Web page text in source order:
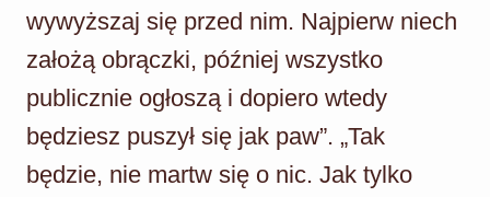
wywyższaj się przed nim. Najpierw niech
założą obrączki, później wszystko
publicznie ogłoszą i dopiero wtedy
będziesz puszył się jak paw”. „Tak
będzie, nie martw się o nic. Jak tylko